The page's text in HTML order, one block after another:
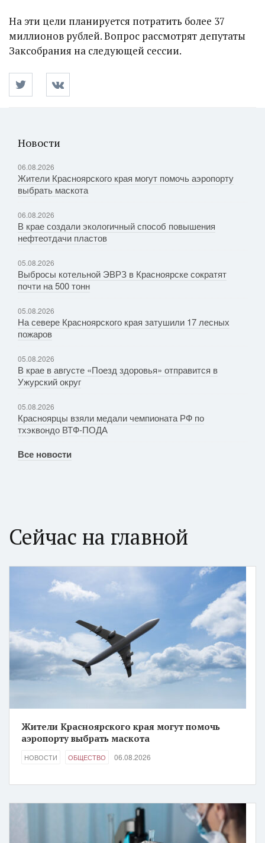
На эти цели планируется потратить более 37
миллионов рублей. Вопрос рассмотрят депутаты
Заксобрания на следующей сессии.
Новости
06.08.2026
Жители Красноярского края могут помочь аэропорту
выбрать маскота
06.08.2026
В крае создали экологичный способ повышения
нефтеотдачи пластов
05.08.2026
Выбросы котельной ЭВРЗ в Красноярске сократят
почти на 500 тонн
05.08.2026
На севере Красноярского края затушили 17 лесных
пожаров
05.08.2026
В крае в августе «Поезд здоровья» отправится в
Ужурский округ
05.08.2026
Красноярцы взяли медали чемпионата РФ по
тхэквондо ВТФ-ПОДА
Все новости
Сейчас на главной
Жители Красноярского края могут помочь
аэропорту выбрать маскота
НОВОСТИ ОБЩЕСТВО 06.08.2026